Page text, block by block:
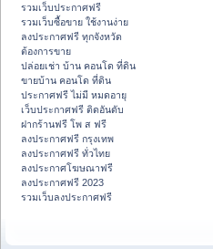
รวมเว็บประกาศฟรี
รวมเว็บซื้อขาย ใช้งานง่าย
ลงประกาศฟรี ทุกจังหวัด
ต้องการขาย
ปล่อยเช่า บ้าน คอนโด ที่ดิน
ขายบ้าน คอนโด ที่ดิน
ประกาศฟรี ไม่มี หมดอายุ
เว็บประกาศฟรี ติดอันดับ
ฝากร้านฟรี โพ ส ฟรี
ลงประกาศฟรี กรุงเทพ
ลงประกาศฟรี ทั่วไทย
ลงประกาศโฆษณาฟรี
ลงประกาศฟรี 2023
รวมเว็บลงประกาศฟรี